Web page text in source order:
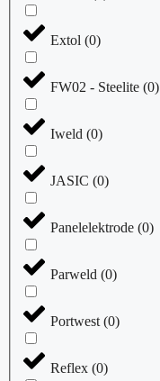
Extol (0)
FW02 - Steelite (0)
Iweld (0)
JASIC (0)
Panelelektrode (0)
Parweld (0)
Portwest (0)
Reflex (0)